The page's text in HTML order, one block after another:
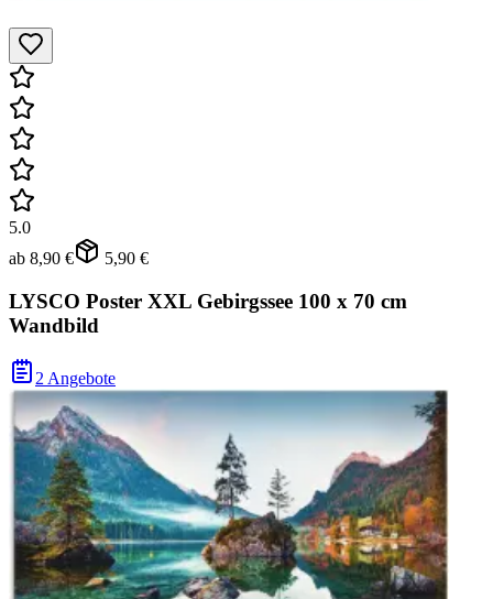
5.0
ab 8,90 € 5,90 €
LYSCO Poster XXL Gebirgssee 100 x 70 cm
Wandbild
2 Angebote